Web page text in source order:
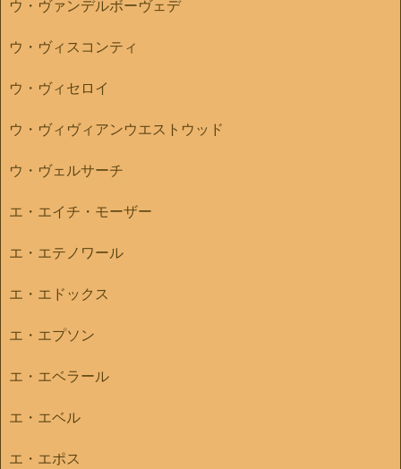
ウ・ヴァンデルボーヴェデ
ウ・ヴィスコンティ
ウ・ヴィセロイ
ウ・ヴィヴィアンウエストウッド
ウ・ヴェルサーチ
エ・エイチ・モーザー
エ・エテノワール
エ・エドックス
エ・エプソン
エ・エベラール
エ・エベル
エ・エポス